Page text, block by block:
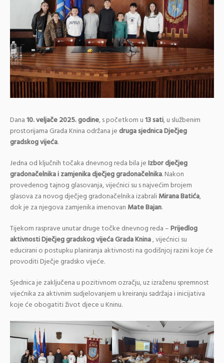
Dana10. veljače 2025. godine, s početkom u13 sati, u službenim
prostorijama Grada Knina održana jedruga sjednica Dječjeg
gradskog vijeća.
Jedna od ključnih točaka dnevnog reda bila jeIzbor dječjeg
gradonačelnika i zamjenika dječjeg gradonačelnika. Nakon
provedenog tajnog glasovanja, vijećnici su s najvećim brojem
glasova za novog dječjeg gradonačelnika izabraliMirana Batića,
dok je za njegova zamjenika imenovan Mate Bajan.
Tijekom rasprave unutar druge točke dnevnog reda –Prijedlog
aktivnosti Dječjeg gradskog vijeća Grada Knina, vijećnici su
educirani o postupku planiranja aktivnosti na godišnjoj razini koje će
provoditi Dječje gradsko vijeće.
Sjednica je zaključena u pozitivnom ozračju, uz izraženu spremnost
vijećnika za aktivnim sudjelovanjem u kreiranju sadržaja i inicijativa
koje će obogatiti život djece u Kninu.